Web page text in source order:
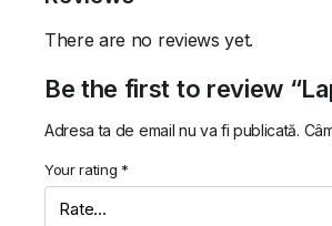
There are no reviews yet.
Be the first to review
Adresa ta de email nu va fi publicată.
Your rating *